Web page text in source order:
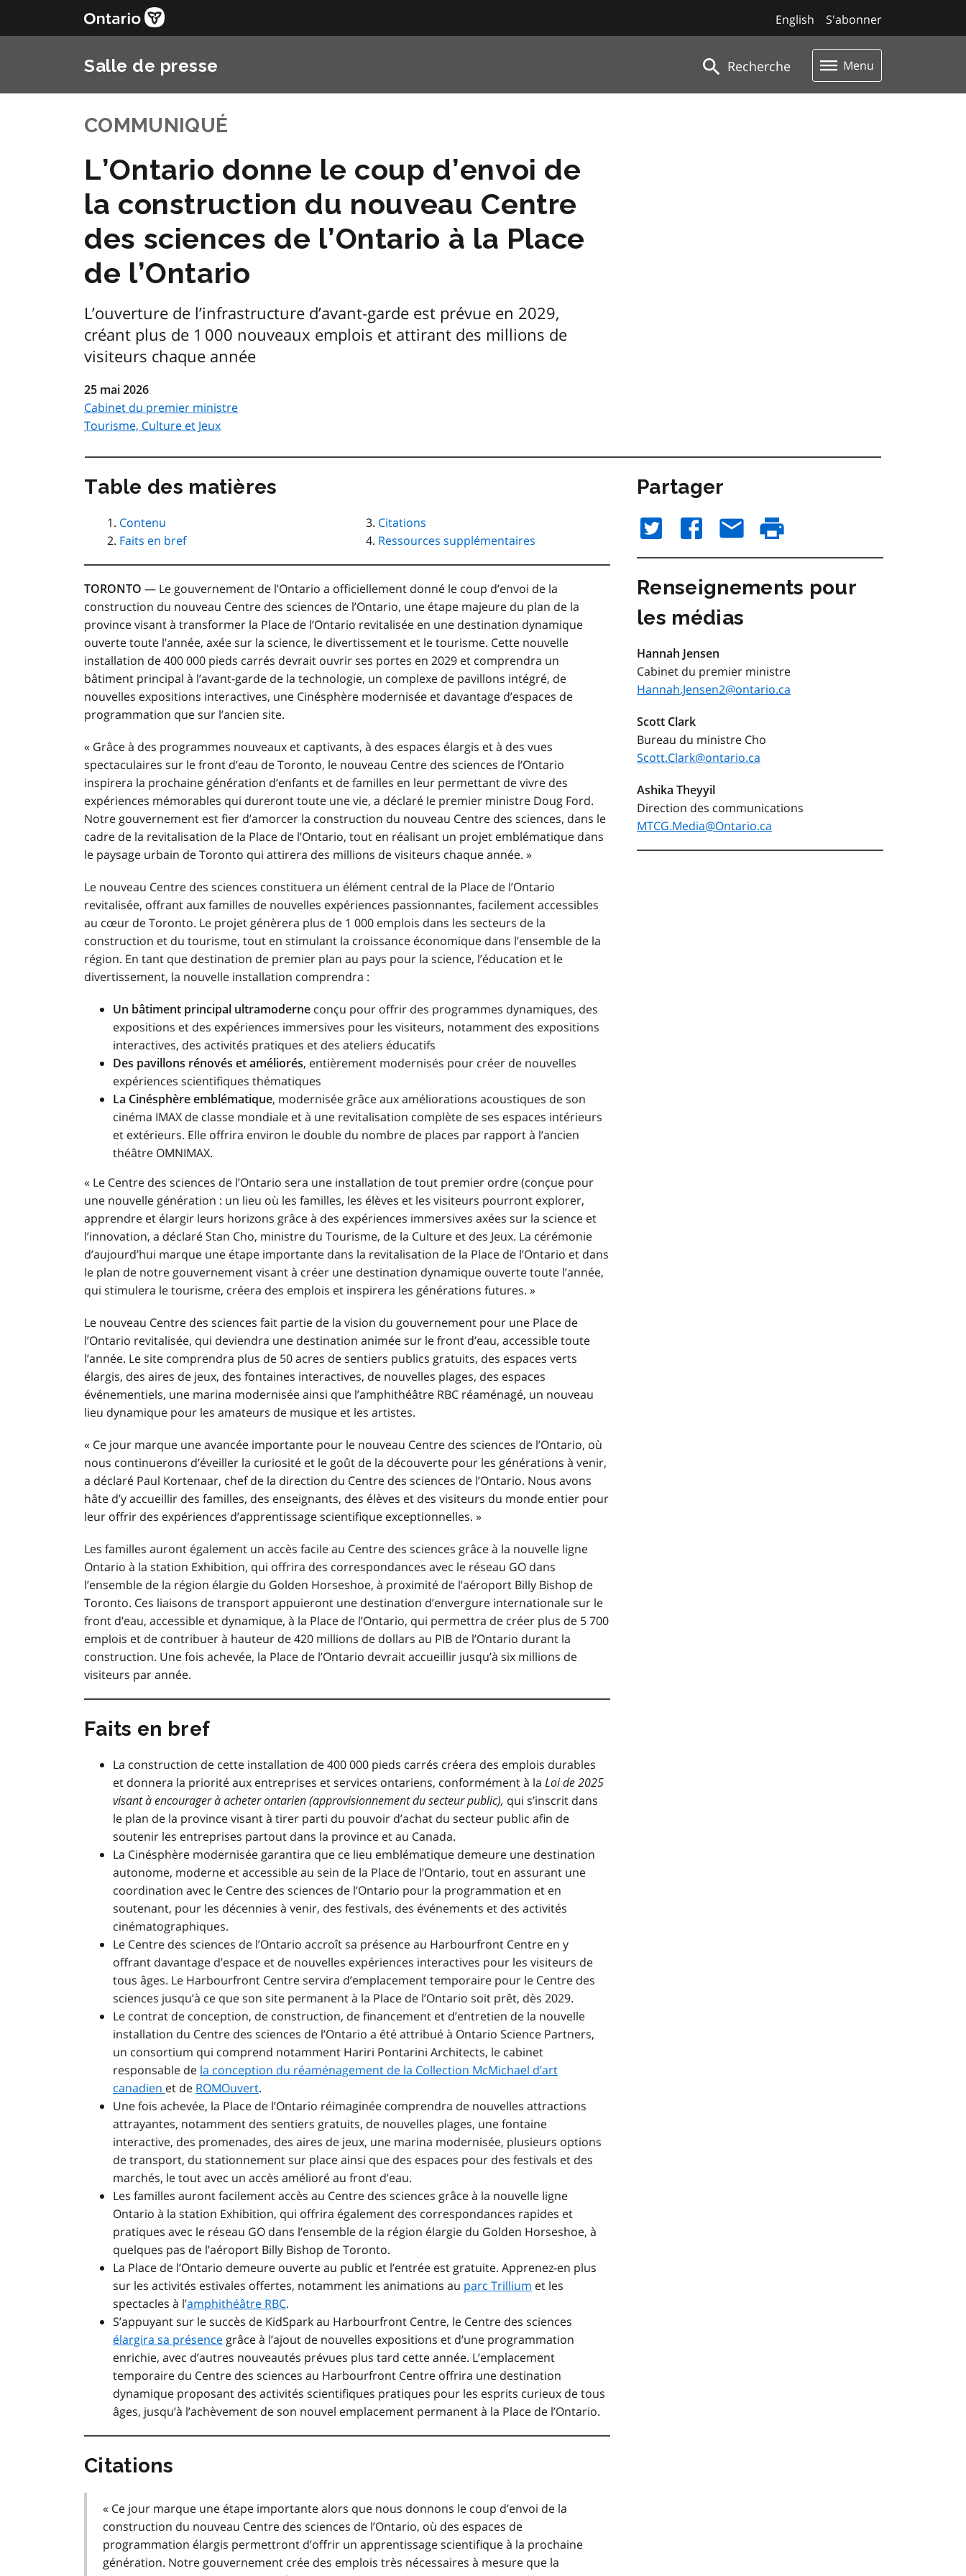
S'abonner
English
Salle de presse Recherche Menu
COMMUNIQUÉ
L’Ontario donne le coup d’envoi de
la construction du nouveau Centre
des sciences de l’Ontario à la Place
de l’Ontario
L’ouverture de l’infrastructure d’avant-garde est prévue en 2029,
créant plus de 1 000 nouveaux emplois et attirant des millions de
visiteurs chaque année
25 mai 2026
Cabinet du premier ministre
Tourisme, Culture et Jeux
Table des matières
Contenu
Faits en bref
Citations
Ressources supplémentaires
TORONTO — Le gouvernement de l’Ontario a officiellement donné le coup d’envoi de la
construction du nouveau Centre des sciences de l’Ontario, une étape majeure du plan de la
province visant à transformer la Place de l’Ontario revitalisée en une destination dynamique
ouverte toute l’année, axée sur la science, le divertissement et le tourisme. Cette nouvelle
installation de 400 000 pieds carrés devrait ouvrir ses portes en 2029 et comprendra un
bâtiment principal à l’avant-garde de la technologie, un complexe de pavillons intégré, de
nouvelles expositions interactives, une Cinésphère modernisée et davantage d’espaces de
programmation que sur l’ancien site.
« Grâce à des programmes nouveaux et captivants, à des espaces élargis et à des vues
spectaculaires sur le front d’eau de Toronto, le nouveau Centre des sciences de l’Ontario
inspirera la prochaine génération d’enfants et de familles en leur permettant de vivre des
expériences mémorables qui dureront toute une vie, a déclaré le premier ministre Doug Ford.
Notre gouvernement est fier d’amorcer la construction du nouveau Centre des sciences, dans le
cadre de la revitalisation de la Place de l’Ontario, tout en réalisant un projet emblématique dans
le paysage urbain de Toronto qui attirera des millions de visiteurs chaque année. »
Le nouveau Centre des sciences constituera un élément central de la Place de l’Ontario
revitalisée, offrant aux familles de nouvelles expériences passionnantes, facilement accessibles
au cœur de Toronto. Le projet génèrera plus de 1 000 emplois dans les secteurs de la
construction et du tourisme, tout en stimulant la croissance économique dans l’ensemble de la
région. En tant que destination de premier plan au pays pour la science, l’éducation et le
divertissement, la nouvelle installation comprendra :
Un bâtiment principal ultramoderne conçu pour offrir des programmes dynamiques, des
expositions et des expériences immersives pour les visiteurs, notamment des expositions
interactives, des activités pratiques et des ateliers éducatifs
Des pavillons rénovés et améliorés, entièrement modernisés pour créer de nouvelles
expériences scientifiques thématiques
La Cinésphère emblématique, modernisée grâce aux améliorations acoustiques de son
cinéma IMAX de classe mondiale et à une revitalisation complète de ses espaces intérieurs
et extérieurs. Elle offrira environ le double du nombre de places par rapport à l’ancien
théâtre OMNIMAX.
« Le Centre des sciences de l’Ontario sera une installation de tout premier ordre (conçue pour
une nouvelle génération : un lieu où les familles, les élèves et les visiteurs pourront explorer,
apprendre et élargir leurs horizons grâce à des expériences immersives axées sur la science et
l’innovation, a déclaré Stan Cho, ministre du Tourisme, de la Culture et des Jeux. La cérémonie
d’aujourd’hui marque une étape importante dans la revitalisation de la Place de l’Ontario et dans
le plan de notre gouvernement visant à créer une destination dynamique ouverte toute l’année,
qui stimulera le tourisme, créera des emplois et inspirera les générations futures. »
Le nouveau Centre des sciences fait partie de la vision du gouvernement pour une Place de
l’Ontario revitalisée, qui deviendra une destination animée sur le front d’eau, accessible toute
l’année. Le site comprendra plus de 50 acres de sentiers publics gratuits, des espaces verts
élargis, des aires de jeux, des fontaines interactives, de nouvelles plages, des espaces
événementiels, une marina modernisée ainsi que l’amphithéâtre RBC réaménagé, un nouveau
lieu dynamique pour les amateurs de musique et les artistes.
« Ce jour marque une avancée importante pour le nouveau Centre des sciences de l’Ontario, où
nous continuerons d’éveiller la curiosité et le goût de la découverte pour les générations à venir,
a déclaré Paul Kortenaar, chef de la direction du Centre des sciences de l’Ontario. Nous avons
hâte d’y accueillir des familles, des enseignants, des élèves et des visiteurs du monde entier pour
leur offrir des expériences d’apprentissage scientifique exceptionnelles. »
Les familles auront également un accès facile au Centre des sciences grâce à la nouvelle ligne
Ontario à la station Exhibition, qui offrira des correspondances avec le réseau GO dans
l’ensemble de la région élargie du Golden Horseshoe, à proximité de l’aéroport Billy Bishop de
Toronto. Ces liaisons de transport appuieront une destination d’envergure internationale sur le
front d’eau, accessible et dynamique, à la Place de l’Ontario, qui permettra de créer plus de 5 700
emplois et de contribuer à hauteur de 420 millions de dollars au PIB de l’Ontario durant la
construction. Une fois achevée, la Place de l’Ontario devrait accueillir jusqu’à six millions de
visiteurs par année.
Faits en bref
La construction de cette installation de 400 000 pieds carrés créera des emplois durables
et donnera la priorité aux entreprises et services ontariens, conformément à la Loi de 2025
visant à encourager à acheter ontarien (approvisionnement du secteur public), qui s’inscrit dans
le plan de la province visant à tirer parti du pouvoir d’achat du secteur public afin de
soutenir les entreprises partout dans la province et au Canada.
La Cinésphère modernisée garantira que ce lieu emblématique demeure une destination
autonome, moderne et accessible au sein de la Place de l’Ontario, tout en assurant une
coordination avec le Centre des sciences de l’Ontario pour la programmation et en
soutenant, pour les décennies à venir, des festivals, des événements et des activités
cinématographiques.
Le Centre des sciences de l’Ontario accroît sa présence au Harbourfront Centre en y
offrant davantage d’espace et de nouvelles expériences interactives pour les visiteurs de
tous âges. Le Harbourfront Centre servira d’emplacement temporaire pour le Centre des
sciences jusqu’à ce que son site permanent à la Place de l’Ontario soit prêt, dès 2029.
Le contrat de conception, de construction, de financement et d’entretien de la nouvelle
installation du Centre des sciences de l’Ontario a été attribué à Ontario Science Partners,
un consortium qui comprend notamment Hariri Pontarini Architects, le cabinet
responsable de la conception du réaménagement de la Collection McMichael d’art
canadien et de ROMOuvert.
Une fois achevée, la Place de l’Ontario réimaginée comprendra de nouvelles attractions
attrayantes, notamment des sentiers gratuits, de nouvelles plages, une fontaine
interactive, des promenades, des aires de jeux, une marina modernisée, plusieurs options
de transport, du stationnement sur place ainsi que des espaces pour des festivals et des
marchés, le tout avec un accès amélioré au front d’eau.
Les familles auront facilement accès au Centre des sciences grâce à la nouvelle ligne
Ontario à la station Exhibition, qui offrira également des correspondances rapides et
pratiques avec le réseau GO dans l’ensemble de la région élargie du Golden Horseshoe, à
quelques pas de l’aéroport Billy Bishop de Toronto.
La Place de l’Ontario demeure ouverte au public et l’entrée est gratuite. Apprenez-en plus
sur les activités estivales offertes, notamment les animations au parc Trillium et les
spectacles à l’amphithéâtre RBC.
S’appuyant sur le succès de KidSpark au Harbourfront Centre, le Centre des sciences
élargira sa présence grâce à l’ajout de nouvelles expositions et d’une programmation
enrichie, avec d’autres nouveautés prévues plus tard cette année. L’emplacement
temporaire du Centre des sciences au Harbourfront Centre offrira une destination
dynamique proposant des activités scientifiques pratiques pour les esprits curieux de tous
âges, jusqu’à l’achèvement de son nouvel emplacement permanent à la Place de l’Ontario.
Citations
« Ce jour marque une étape importante alors que nous donnons le coup d’envoi de la
construction du nouveau Centre des sciences de l’Ontario, où des espaces de
programmation élargis permettront d’offrir un apprentissage scientifique à la prochaine
génération. Notre gouvernement crée des emplois très nécessaires à mesure que la
Partager
Renseignements pour
les médias
Hannah Jensen
Cabinet du premier ministre
Hannah.Jensen2@ontario.ca
Scott Clark
Bureau du ministre Cho
Scott.Clark@ontario.ca
Ashika Theyyil
Direction des communications
MTCG.Media@Ontario.ca